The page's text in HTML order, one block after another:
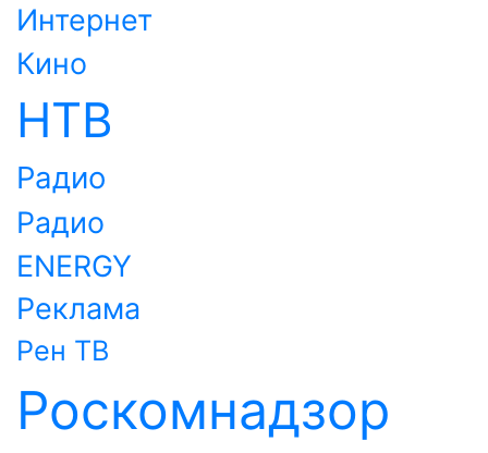
Интернет
Кино
НТВ
Радио
Радио
ENERGY
Реклама
Рен ТВ
Роскомнадзор